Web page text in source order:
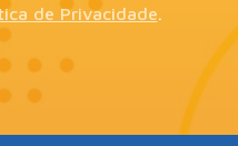
de Privacidade.